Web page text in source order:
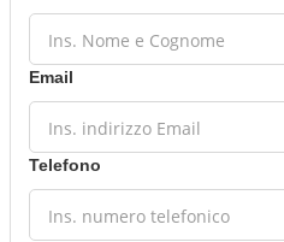
Email
Telefono